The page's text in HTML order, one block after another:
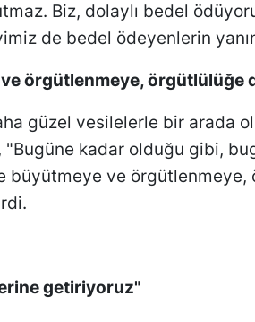
Biz, dolaylı bedel
de bedel ödeyenlerin
örgütlenmeye, örgütlülüğe
güzel vesilelerle bir arada
"Bugüne kadar olduğu gibi,
büyütmeye ve örgütlenmeye,
getiriyoruz"